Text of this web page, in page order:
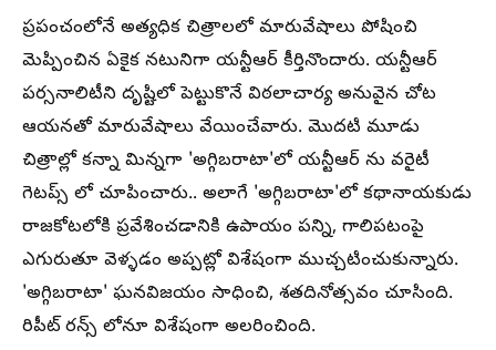
ప్రపంచంలోనే అత్యధిక చిత్రాలలో మారువేషాలు పోషించి
మెప్పించిన ఏకైక నటునిగా యన్టీఆర్ కీర్తినొందారు. యన్టీఆర్
పర్సనాలిటీని దృష్టిలో పెట్టుకొనే విఠలాచార్య అనువైన చోట
ఆయనతో మారువేషాలు వేయించేవారు. మొదటి మూడు
చిత్రాల్లో కన్నా మిన్నగా 'అగ్గిబరాటా'లో యన్టీఆర్ ను వరైటీ
గెటప్స్ లో చూపించారు.. అలాగే 'అగ్గిబరాటా'లో కథానాయకుడు
రాజకోటలోకి ప్రవేశించడానికి ఉపాయం పన్ని, గాలిపటంపై
ఎగురుతూ వెళ్ళడం అప్పట్లో విశేషంగా ముచ్చటించుకున్నారు.
'అగ్గిబరాటా' ఘనవిజయం సాధించి, శతదినోత్సవం చూసింది.
రిపీట్ రన్స్ లోనూ విశేషంగా అలరించింది.